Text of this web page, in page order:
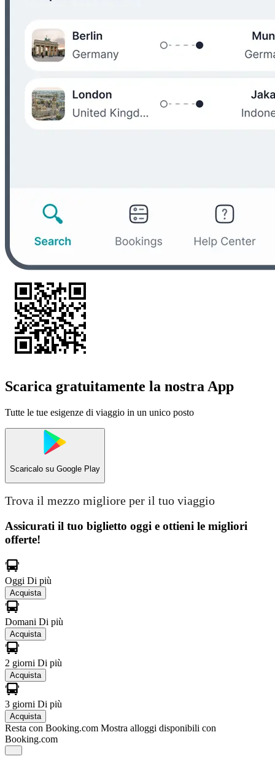
Scarica gratuitamente la nostra App
Tutte le tue esigenze di viaggio in un unico posto
Scaricalo su Google Play
Trova il mezzo migliore per il tuo viaggio
Assicurati il ​​tuo biglietto oggi e ottieni le migliori
offerte!
Oggi Di più
Acquista
Domani Di più
Acquista
2 giorni Di più
Acquista
3 giorni Di più
Acquista
Resta con Booking.com Mostra alloggi disponibili con
Booking.com